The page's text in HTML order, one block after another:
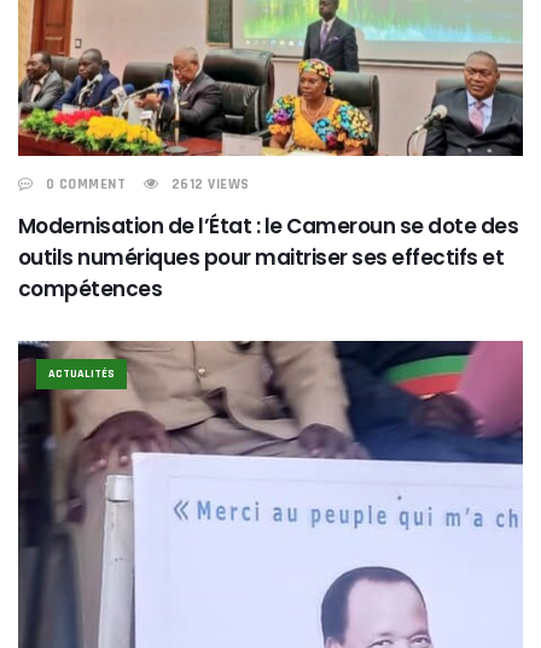
0 COMMENT 2612 VIEWS
Modernisation de l’État : le Cameroun se dote des
outils numériques pour maitriser ses effectifs et
compétences
ACTUALITÉS